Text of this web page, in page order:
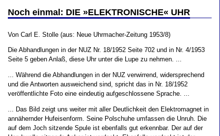
Noch einmal: DIE »ELEKTRONISCHE« UHR
Von Carl E. Stolle (aus: Neue Uhrmacher-Zeitung 1953/8)
Die Abhandlungen in der NUZ Nr. 18/1952 Seite 702 und in Nr. 4/1953
Seite 5 geben Anlaß, diese Uhr unter die Lupe zu nehmen. ...
... Während die Abhandlungen in der NUZ verwirrend, widersprechend
und die Antworten ausweichend sind, spricht das in Nr. 18/1952
veröffentlichte Foto eine eindeutig aufgeschlossene Sprache. ...
... Das Bild zeigt uns weiter mit aller Deutlichkeit den Elektromagnet in
annähernder Hufeisenform. Seine Polschuhe umfassen die Unruh. Die
auf dem Joch sitzende Spule ist ebenfalls gut erkennbar. Der auf der